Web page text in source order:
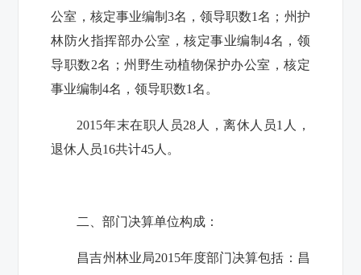
公室，核定事业编制 3名，领导职数1名；州护
林防火指挥部办公室，核定事业编制4名，领
导职数2名；州野生动植物保护办公室，核定
事业编制4名，领导职数1名。
2015年末在职人员28 人，离休人员1 人，
退休人员16共计45 人。
二、部门决算单位构成：
昌吉州林业局2015年度部门决算包括：昌